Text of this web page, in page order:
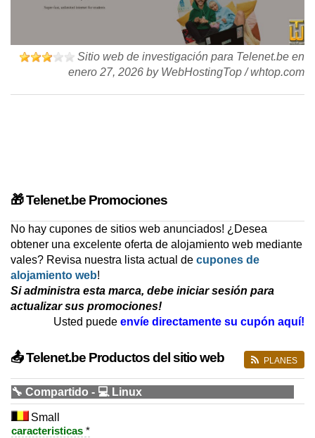
Sitio web de investigación para Telenet.be en
enero 27, 2026 by WebHostingTop/whtop.com
🎁 Telenet.be Promociones
No hay cupones de sitios web anunciados! ¿Desea
obtener una excelente oferta de alojamiento web mediante
vales? Revisa nuestra lista actual de cupones de
alojamiento web!
Si administra esta marca, debe iniciar sesión para
actualizar sus promociones!
Usted puede envíe directamente su cupón aquí!
PLANES
📤 Telenet.be Productos del sitio web
🔧 Compartido - 💻 Linux
Small
caracteristicas *